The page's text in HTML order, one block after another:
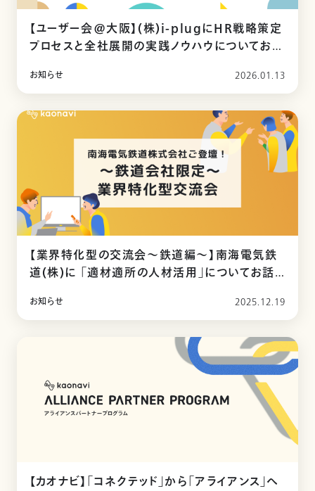
【ユーザー会@大阪】(株)i-plugにHR戦略策定
プロセスと全社展開の実践ノウハウについてお話
お知らせ 2026.01.13
【業界特化型の交流会〜鉄道編～】南海電気鉄
道(株)に 「適材適所の人材活用」についてお話
お知らせ 2025.12.19
【カオナビ】「コネクテッド」から「アライアンス」へ